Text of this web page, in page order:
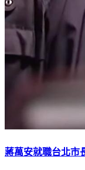
蔣萬安就職台北